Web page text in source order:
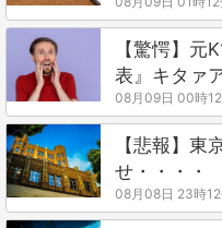
【驚愕】元
表』キタァ
08月09日 00時
【悲報】東
せ・・・・
08月08日 23時12